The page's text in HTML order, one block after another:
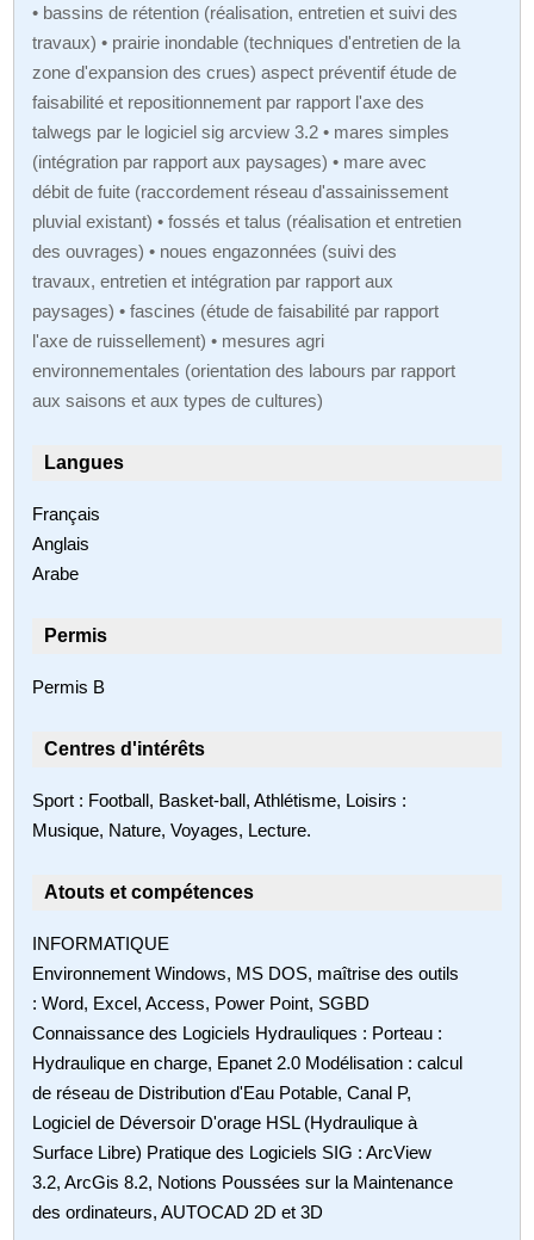
• bassins de rétention (réalisation, entretien et suivi des
travaux) • prairie inondable (techniques d'entretien de la
zone d'expansion des crues) aspect préventif étude de
faisabilité et repositionnement par rapport l'axe des
talwegs par le logiciel sig arcview 3.2 • mares simples
(intégration par rapport aux paysages) • mare avec
débit de fuite (raccordement réseau d'assainissement
pluvial existant) • fossés et talus (réalisation et entretien
des ouvrages) • noues engazonnées (suivi des
travaux, entretien et intégration par rapport aux
paysages) • fascines (étude de faisabilité par rapport
l'axe de ruissellement) • mesures agri
environnementales (orientation des labours par rapport
aux saisons et aux types de cultures)
Langues
Français
Anglais
Arabe
Permis
Permis B
Centres d'intérêts
Sport : Football, Basket-ball, Athlétisme, Loisirs :
Musique, Nature, Voyages, Lecture.
Atouts et compétences
INFORMATIQUE
Environnement Windows, MS DOS, maîtrise des outils
: Word, Excel, Access, Power Point, SGBD
Connaissance des Logiciels Hydrauliques : Porteau :
Hydraulique en charge, Epanet 2.0 Modélisation : calcul
de réseau de Distribution d'Eau Potable, Canal P,
Logiciel de Déversoir D'orage HSL (Hydraulique à
Surface Libre) Pratique des Logiciels SIG : ArcView
3.2, ArcGis 8.2, Notions Poussées sur la Maintenance
des ordinateurs, AUTOCAD 2D et 3D